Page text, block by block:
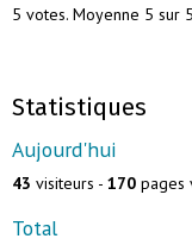
5 votes. Moyenne 5 sur
Statistiques
Aujourd'hui
43 visiteurs - 170 pages
Total